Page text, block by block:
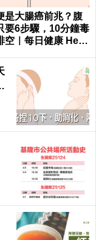
是大腸癌前兆？腹
要6步驟，10分鐘毒
空｜每日健康 Healt